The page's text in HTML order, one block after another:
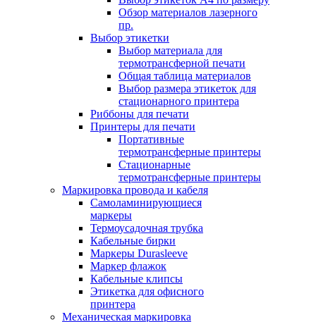
Обзор материалов лазерного
пр.
Выбор этикетки
Выбор материала для
термотрансферной печати
Общая таблица материалов
Выбор размера этикеток для
стационарного принтера
Риббоны для печати
Принтеры для печати
Портативные
термотрансферные принтеры
Стационарные
термотрансферные принтеры
Маркировка провода и кабеля
Самоламинирующиеся
маркеры
Термоусадочная трубка
Кабельные бирки
Маркеры Durasleeve
Маркер флажок
Кабельные клипсы
Этикетка для офисного
принтера
Механическая маркировка